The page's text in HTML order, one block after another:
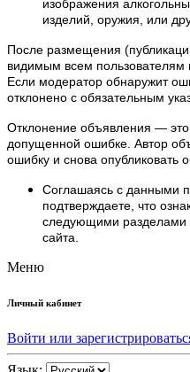
изображения
изделий, оружия, или
После размещения
видимым всем пользователям
Если модератор обнаружит
отклонено с обязательным
Отклонение объявления —
допущенной ошибке. Автор
ошибку и снова опубликовать
Соглашаясь с данными
подтверждаете, что
следующими разделами
сайта.
Меню
Личный кабинет
Войти или